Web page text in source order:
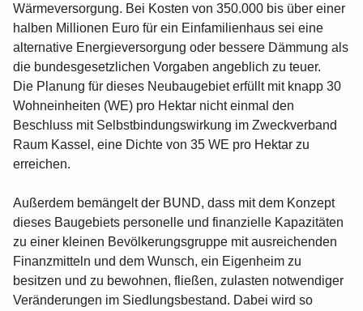
Wärmeversorgung. Bei Kosten von 350.000 bis über einer
halben Millionen Euro für ein Einfamilienhaus sei eine
alternative Energieversorgung oder bessere Dämmung als
die bundesgesetzlichen Vorgaben angeblich zu teuer.
Die Planung für dieses Neubaugebiet erfüllt mit knapp 30
Wohneinheiten (WE) pro Hektar nicht einmal den
Beschluss mit Selbstbindungswirkung im Zweckverband
Raum Kassel, eine Dichte von 35 WE pro Hektar zu
erreichen.
Außerdem bemängelt der BUND, dass mit dem Konzept
dieses Baugebiets personelle und finanzielle Kapazitäten
zu einer kleinen Bevölkerungsgruppe mit ausreichenden
Finanzmitteln und dem Wunsch, ein Eigenheim zu
besitzen und zu bewohnen, fließen, zulasten notwendiger
Veränderungen im Siedlungsbestand. Dabei wird so